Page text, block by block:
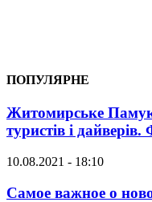
ПОПУЛЯРНЕ
Житомирське
туристів і
10.08.2021 - 18:10
Самое важное о